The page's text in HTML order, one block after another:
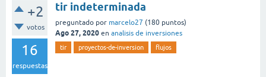
+2
votos
16
respuestas
tir indeterminada
preguntado por marcelo27 (180 puntos)
Ago 27, 2020 en analisis de inversiones
tir proyectos-de-inversion flujos